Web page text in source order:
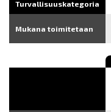
Turvallisuuskategoria
Mukana toimitetaan